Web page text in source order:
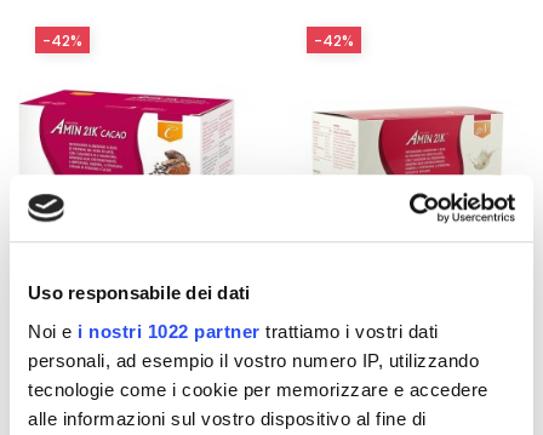
Uso responsabile dei dati
Noi e i nostri 1022 partner trattiamo i vostri dati
personali, ad esempio il vostro numero IP, utilizzando
tecnologie come i cookie per memorizzare e accedere
alle informazioni sul vostro dispositivo al fine di
Integratori per dimagrire
Amin 21 K al cacao - 21
bustine
-42%
Integratori per dimagrire
Amin 21 K neutro
-42%